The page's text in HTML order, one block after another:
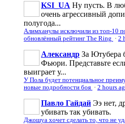
KSI_UA Ну пусть. В
очень агрессивньій
полугода...
Алимханулы исключили из топ-10
обновлённый рейтинг The Ring · 2
Александр За Ютубера
Фьюри. Представьте
выиграет у...
У Пола будет потенциальное
новые подробности боя · 2 hours
Павло Гайдай Ээ нет,
убивать так убивать.
Джошуа хочет сделать то, что не